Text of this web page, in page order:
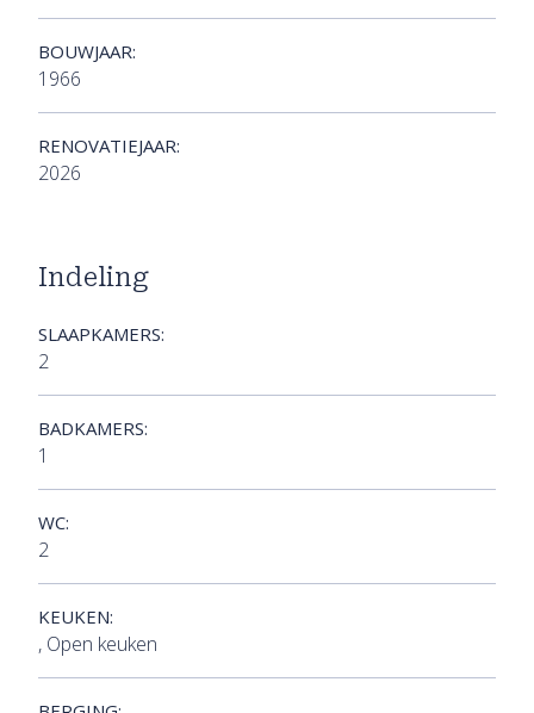
BOUWJAAR:
1966
RENOVATIEJAAR:
2026
Indeling
SLAAPKAMERS:
2
BADKAMERS:
1
WC:
2
KEUKEN:
, Open keuken